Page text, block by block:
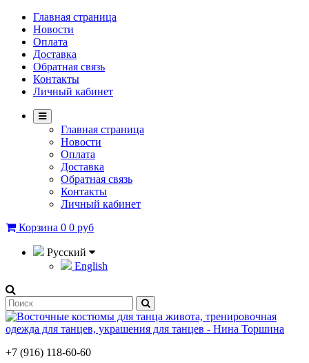
Главная страница
Новости
Оплата
Доставка
Обратная связь
Контакты
Личный кабинет
Главная страница
Новости
Оплата
Доставка
Обратная связь
Контакты
Личный кабинет
Корзина 0 0 руб
Русский
English
+7 (916) 118-60-60